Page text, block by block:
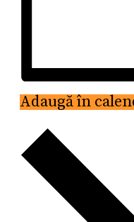
Adaugă în